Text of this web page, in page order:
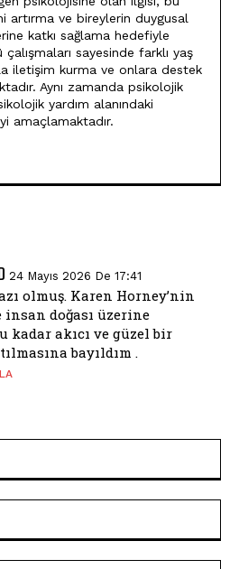
artırma ve bireylerin duygusal
katkı sağlama hedefiyle
sayesinde farklı yaş
iletişim kurma ve onlara destek
Aynı zamanda psikolojik
yardım alanındaki
amaçlamaktadır.
24 Mayıs 2026 De 17:41
olmuş. Karen Horney’nin
doğası üzerine
kadar akıcı ve güzel bir
bayıldım .